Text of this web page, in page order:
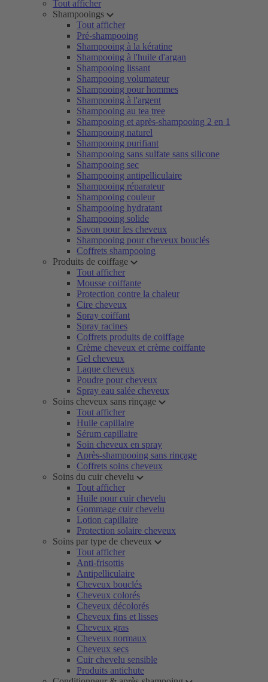
Tout afficher
Shampooings
Tout afficher
Pré-shampooing
Shampooing à la kératine
Shampooing à l'huile d'argan
Shampooing lissant
Shampooing volumateur
Shampooing pour hommes
Shampooing à l'argent
Shampooing au tea tree
Shampooing et après-shampooing 2 en 1
Shampooing naturel
Shampooing purifiant
Shampooing sans sulfate sans silicone
Shampooing sec
Shampooing antipelliculaire
Shampooing réparateur
Shampooing couleur
Shampooing hydratant
Shampooing solide
Savon pour les cheveux
Shampooing pour cheveux bouclés
Coffrets shampooing
Produits de coiffage
Tout afficher
Mousse coiffante
Protection contre la chaleur
Cire cheveux
Spray coiffant
Spray racines
Coffrets produits de coiffage
Crème cheveux et crème coiffante
Gel cheveux
Laque cheveux
Poudre pour cheveux
Spray eau salée cheveux
Soins cheveux sans rinçage
Tout afficher
Huile capillaire
Sérum capillaire
Soin cheveux en spray
Après-shampooing sans rinçage
Coffrets soins cheveux
Soins du cuir chevelu
Tout afficher
Huile pour cuir chevelu
Gommage cuir chevelu
Lotion capillaire
Protection solaire cheveux
Soins par type de cheveux
Tout afficher
Anti-frisottis
Antipelliculaire
Cheveux bouclés
Cheveux colorés
Cheveux décolorés
Cheveux fins et lisses
Cheveux gras
Cheveux normaux
Cheveux secs
Cuir chevelu sensible
Produits antichute